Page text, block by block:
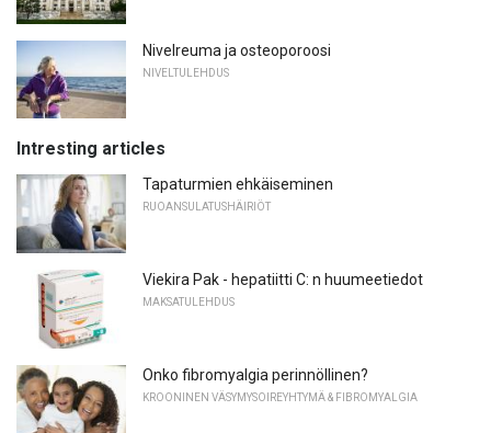
Nivelreuma ja osteoporoosi
NIVELTULEHDUS
Intresting articles
Tapaturmien ehkäiseminen
RUOANSULATUSHÄIRIÖT
Viekira Pak - hepatiitti C: n huumeetiedot
MAKSATULEHDUS
Onko fibromyalgia perinnöllinen?
KROONINEN VÄSYMYSOIREYHTYMÄ & FIBROMYALGIA